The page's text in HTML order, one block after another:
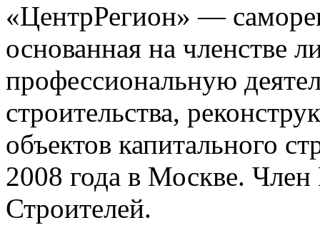
«ЦентрРегион» —
основанная на членстве
профессиональную
строительства,
объектов капитального
2008 года в Москве.
Строителей.